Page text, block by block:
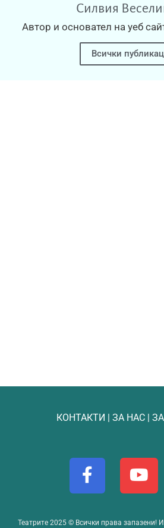
Силвия
Автор и основател на уеб
Всички
КОНТАКТИ ЗА НАС|
Театрите 2025 © Всички права запазени!